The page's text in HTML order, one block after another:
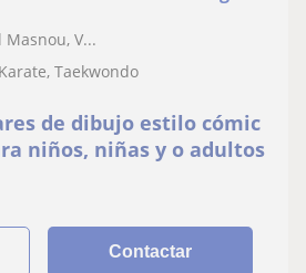
Masnou, V...
Taekwondo
de dibujo estilo cómic
niños, niñas y o adultos
Contactar